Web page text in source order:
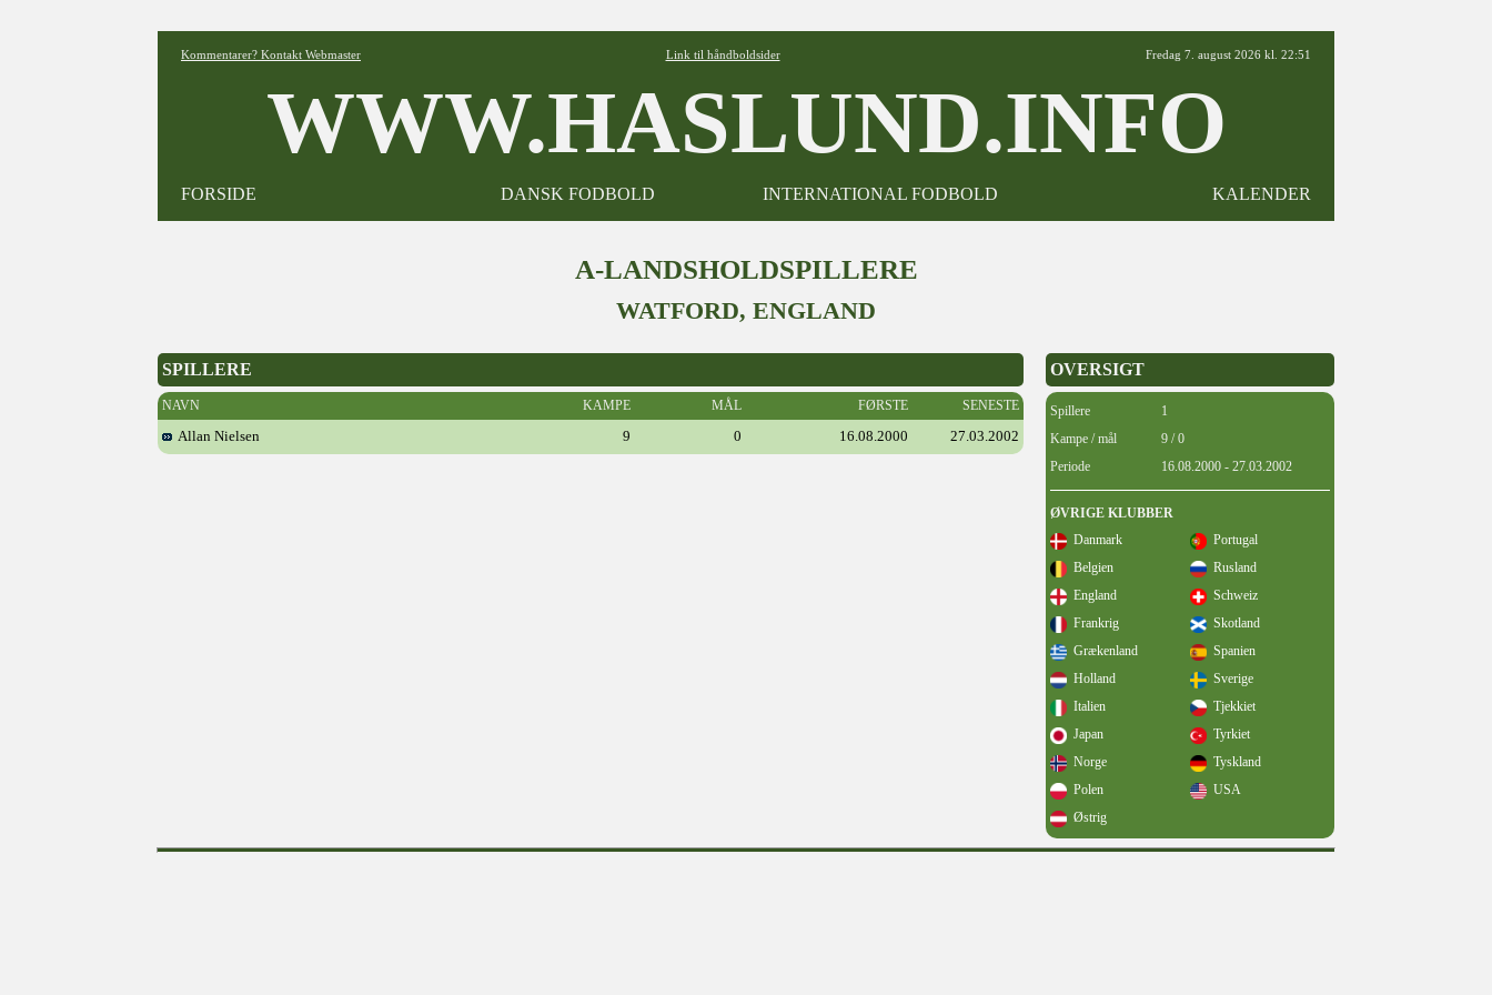
Kommentarer? Kontakt Webmaster Link til håndboldsider Fredag 7. august 2026 kl. 22:51
WWW.HASLUND.INFO
FORSIDE DANSK FODBOLD INTERNATIONAL FODBOLD KALENDER
A-LANDSHOLDSPILLERE
WATFORD, ENGLAND
SPILLERE
NAVN KAMPE MÅL FØRSTE SENESTE
Allan Nielsen 9 0 16.08.2000 27.03.2002
OVERSIGT
Spillere
1
Kampe / mål
9 / 0
Periode
16.08.2000 - 27.03.2002
ØVRIGE KLUBBER
Danmark
Portugal
Belgien
Rusland
England
Schweiz
Frankrig
Skotland
Grækenland
Spanien
Holland
Sverige
Italien
Tjekkiet
Japan
Tyrkiet
Norge
Tyskland
Polen
USA
Østrig